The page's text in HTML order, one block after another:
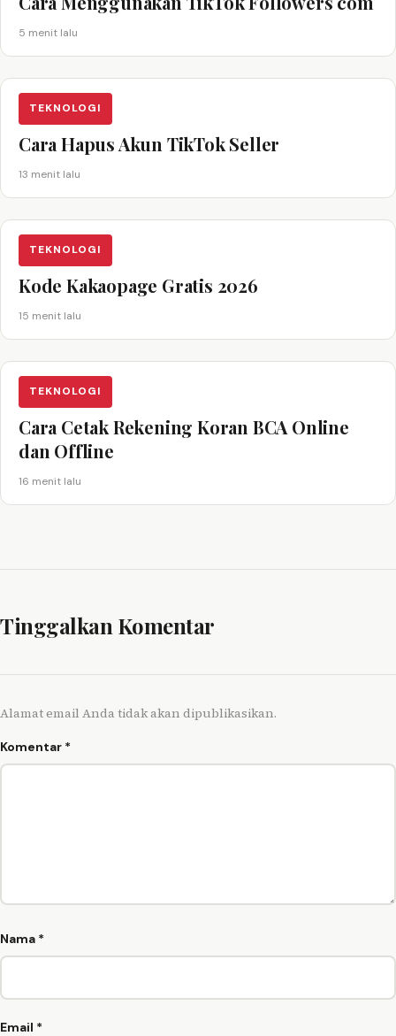
5 menit lalu
TEKNOLOGI
Cara Hapus Akun TikTok Seller
13 menit lalu
TEKNOLOGI
Kode Kakaopage Gratis 2026
15 menit lalu
TEKNOLOGI
Cara Cetak Rekening Koran BCA Online
dan Offline
16 menit lalu
Tinggalkan Komentar
Alamat email Anda tidak akan dipublikasikan.
Komentar *
Nama *
Email *